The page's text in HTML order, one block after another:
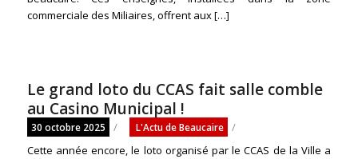
commerciale des Miliaires, offrent aux […]
Le grand loto du CCAS fait salle comble
au Casino Municipal !
30 octobre 2025 / L'Actu de Beaucaire
/
Cette année encore, le loto organisé par le CCAS de la Ville a